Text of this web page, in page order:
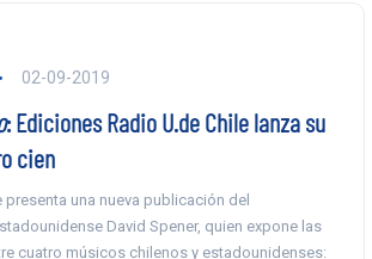
02-09-2019
: Ediciones Radio U.de Chile lanza su
cien
presenta una nueva publicación del
David Spener, quien expone las
cuatro músicos chilenos y estadounidenses: